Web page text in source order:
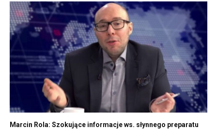
Marcin Rola: Szokujące informacje ws. słynnego preparatu